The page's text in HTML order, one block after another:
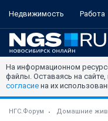
Недвижимость Работа
На информационном
файлы. Оставаясь на
согласие на их
НГС.Форум Домашние